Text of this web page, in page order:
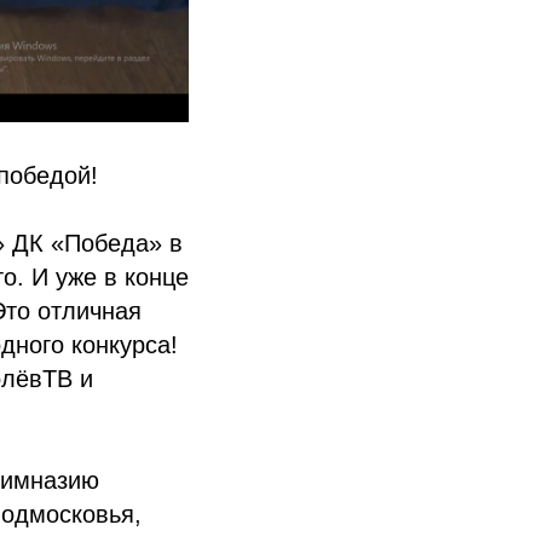
ДК «Победа» в
И уже в конце
отличная
конкурса!
и